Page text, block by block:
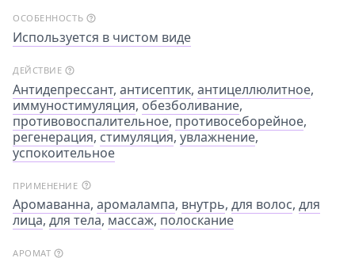
ОСОБЕННОСТЬ
Используется в чистом виде
ДЕЙСТВИЕ
Антидепрессант, антисептик, антицеллюлитное,
иммуностимуляция, обезболивание,
противовоспалительное, противосеборейное,
регенерация, стимуляция, увлажнение,
успокоительное
ПРИМЕНЕНИЕ
Аромаванна, аромалампа, внутрь, для волос, для
лица, для тела, массаж, полоскание
АРОМАТ